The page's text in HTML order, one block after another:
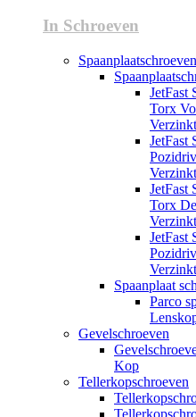
In Schroeven
Spaanplaatschroeven
JetFast
Torx
Verzinkt
JetFast
Verzinkt
JetFast
Torx
Verzinkt
JetFast
Verzinkt
Spaanplaat
Parco
Gevelschroeven
Kop
Tellerkopschroeven